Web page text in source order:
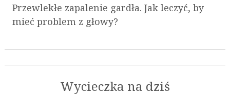
Przewlekłe zapalenie gardła. Jak leczyć, by
mieć problem z głowy?
Wycieczka na dziś